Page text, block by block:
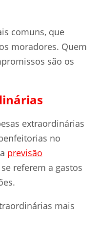
comuns, que
moradores. Quem
são os
extraordinárias
no
previsão
referem a gastos
mais